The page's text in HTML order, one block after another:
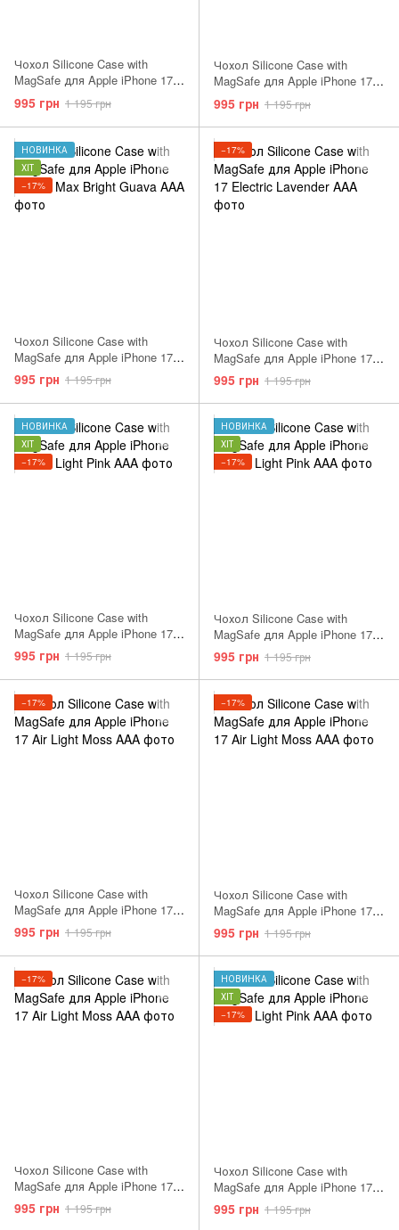
Чохол Silicone Case with
MagSafe для Apple iPhone 17
Pro Max Vanilla AAA
995 грн 1 195 грн
Чохол Silicone Case with
MagSafe для Apple iPhone 17
Pro Max Electric Lavender AAA
995 грн 1 195 грн
НОВИНКА
ХІТ
−17%
Чохол Silicone Case with
MagSafe для Apple iPhone 17
Pro Max Bright Guava AAA
995 грн 1 195 грн
−17%
Чохол Silicone Case with
MagSafe для Apple iPhone 17
Electric Lavender AAA
995 грн 1 195 грн
НОВИНКА
ХІТ
−17%
Чохол Silicone Case with
MagSafe для Apple iPhone 17
Pro Electric Lavender AAA
995 грн 1 195 грн
НОВИНКА
ХІТ
−17%
Чохол Silicone Case with
MagSafe для Apple iPhone 17
Pro Vanilla AAA
995 грн 1 195 грн
−17%
Чохол Silicone Case with
MagSafe для Apple iPhone 17
Air Black AAA
995 грн 1 195 грн
−17%
Чохол Silicone Case with
MagSafe для Apple iPhone 17
Air Anchor Blue AAA
995 грн 1 195 грн
−17%
Чохол Silicone Case with
MagSafe для Apple iPhone 17
Air Light Moss AAA
995 грн 1 195 грн
НОВИНКА
ХІТ
−17%
Чохол Silicone Case with
MagSafe для Apple iPhone 17
Pro Light Pink AAA
995 грн 1 195 грн